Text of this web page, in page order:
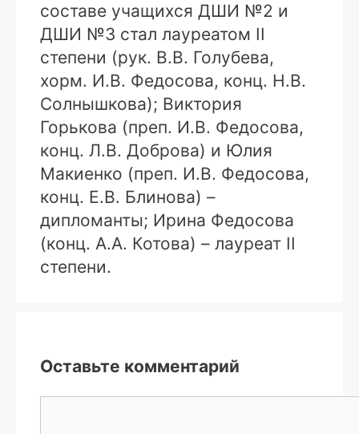
составе учащихся ДШИ №2 и
ДШИ №3 стал лауреатом II
степени (рук. В.В. Голубева,
хорм. И.В. Федосова, конц. Н.В.
Солнышкова); Виктория
Горькова (преп. И.В. Федосова,
конц. Л.В. Доброва) и Юлия
Макиенко (преп. И.В. Федосова,
конц. Е.В. Блинова) –
дипломанты; Ирина Федосова
(конц. А.А. Котова) – лауреат II
степени.
Оставьте комментарий